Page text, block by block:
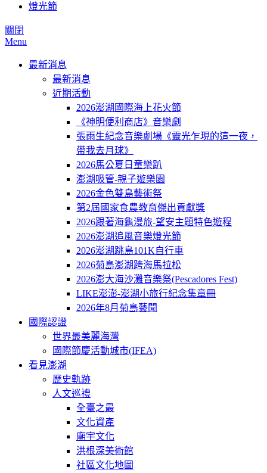
燈光節
關閉
Menu
最新消息
最新消息
近期活動
2026澎湖國際海上花火節
《神明便利商店》音樂劇
張雨生紀念音樂劇場《靈光乍現的這一夜，
帶我去月球》
2026馬公夏日童樂趴
澎湖吸管-親子遊樂園
2026金色雙島藝術祭
第2屆國家食農教育傑出貢獻獎
2026跟著海龜漫旅-望安主題特色遊程
2026澎湖追風音樂燈光節
2026澎湖跳島101K自行車
2026菊島澎湖跨海馬拉松
2026澎大海沙灘音樂祭(Pescadores Fest)
LIKE澎澎-澎湖小旅行紀念集章冊
2026年8月菊島藝聞
國際認證
世界最美麗海灣
國際節慶活動城市(IFEA)
看見澎湖
歷史軌跡
人文巡禮
全臺之最
文化資產
廟宇文化
洪根深美術館
社區文化地圖